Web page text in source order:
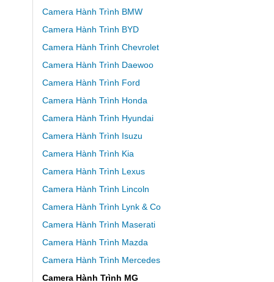
Camera Hành Trình BMW
Camera Hành Trình BYD
Camera Hành Trình Chevrolet
Camera Hành Trình Daewoo
Camera Hành Trình Ford
Camera Hành Trình Honda
Camera Hành Trình Hyundai
Camera Hành Trình Isuzu
Camera Hành Trình Kia
Camera Hành Trình Lexus
Camera Hành Trình Lincoln
Camera Hành Trình Lynk & Co
Camera Hành Trình Maserati
Camera Hành Trình Mazda
Camera Hành Trình Mercedes
Camera Hành Trình MG